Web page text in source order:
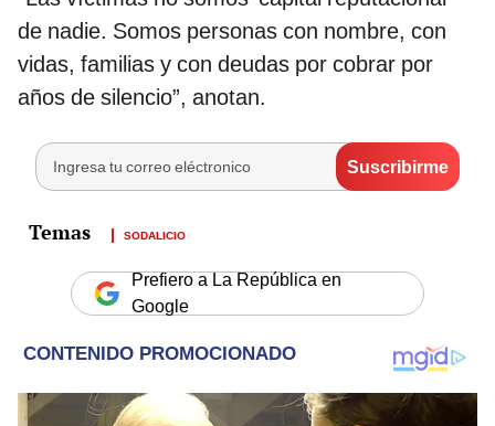
de nadie. Somos personas con nombre, con
vidas, familias y con deudas por cobrar por
años de silencio”, anotan.
SODALICIO
Prefiero a La República en
Google